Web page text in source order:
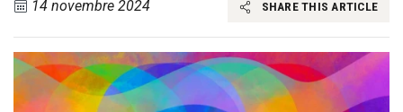
14 novembre 2024 SHARE THIS ARTICLE